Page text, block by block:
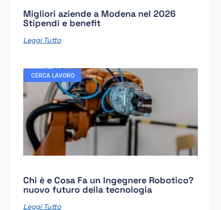
Migliori aziende a Modena nel 2026
Stipendi e benefit
Leggi Tutto
CERCA LAVORO
Chi è e Cosa Fa un Ingegnere Robotico?
nuovo futuro della tecnologia
Leggi Tutto